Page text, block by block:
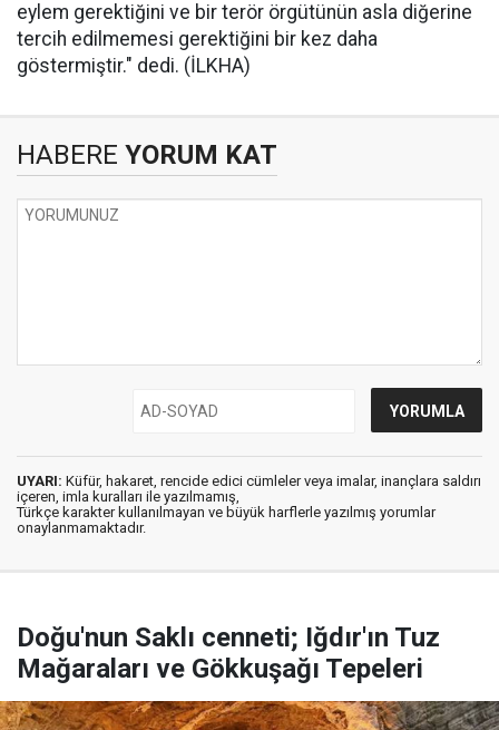
eylem gerektiğini ve bir terör örgütünün asla diğerine
tercih edilmemesi gerektiğini bir kez daha
göstermiştir." dedi. (İLKHA)
HABERE YORUM KAT
UYARI: Küfür, hakaret, rencide edici cümleler veya imalar, inançlara saldırı
içeren, imla kuralları ile yazılmamış,
Türkçe karakter kullanılmayan ve büyük harflerle yazılmış yorumlar
onaylanmamaktadır.
Doğu'nun Saklı cenneti; Iğdır'ın Tuz
Mağaraları ve Gökkuşağı Tepeleri